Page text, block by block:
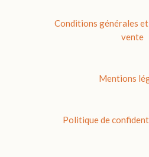
Conditions générales
vente
Mentions
Politique de